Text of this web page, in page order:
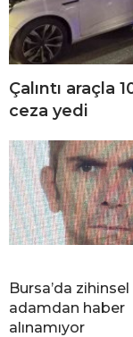
Çalıntı araçla
ceza yedi
Bursa’da
adamdan haber
alınamıyor